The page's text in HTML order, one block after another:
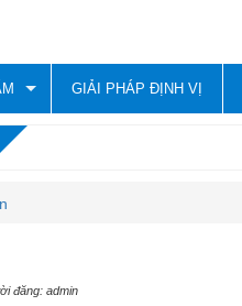
GIẢI PHÁP ĐỊNH VỊ
đăng: admin